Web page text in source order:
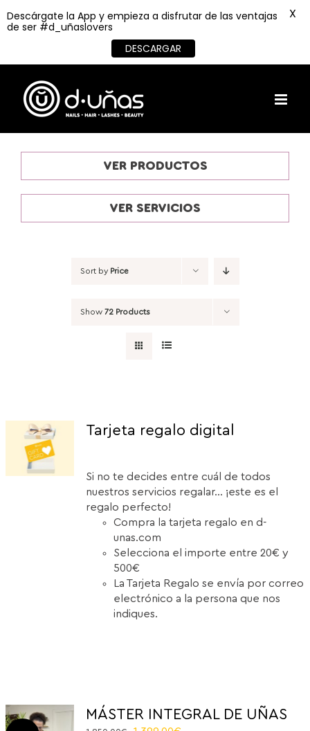
content
VER PRODUCTOS
VER SERVICIOS
Sort by Price
Show 72 Products
Tarjeta regalo digital
Si no te decides entre cuál de todos
nuestros servicios regalar... ¡este es el
regalo perfecto!
Compra la tarjeta regalo en d-
unas.com
Selecciona el importe entre 20€ y
500€
La Tarjeta Regalo se envía por correo
electrónico a la persona que nos
indiques.
MÁSTER INTEGRAL DE UÑAS
Descárgate la App y empieza a disfrutar de las ventajas
de ser #d_uñaslovers
DESCARGAR
X